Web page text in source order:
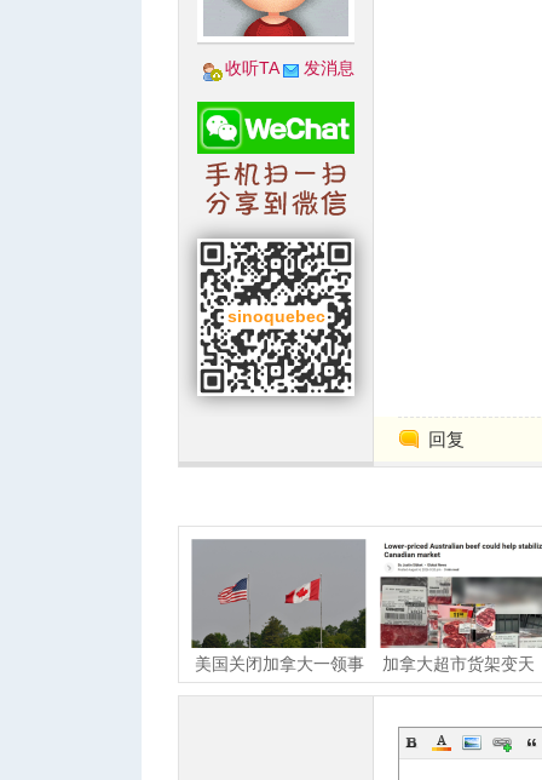
收听TA 发消息
回复
美国关闭加拿大一领事
馆！曾是两国友谊象征
加拿大超市货架变天
本地牛肉为何贵成这